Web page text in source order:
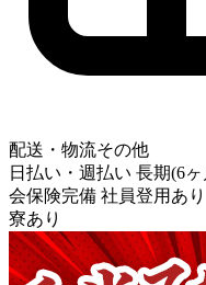
配送・物流その他
日払い・週払い 長期(6
会保険完備 社員登用あり
寮あり